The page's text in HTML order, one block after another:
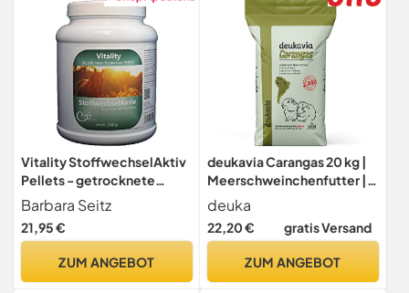
Vitality StoffwechselAktiv
Pellets - getrocknete
Brennessel, Einzelkräuter,
Pferdekräuter, Getreidefrei
(1000 g)
Barbara Seitz
21,95 €
ZUM ANGEBOT
deukavia Carangas 20 kg |
Meerschweinchenfutter |
Basisfutter für
Meerschweinchen mit dem
Extra an Vitamin C |
Meerschweinchen
deuka
22,20 € gratis Versand
ZUM ANGEBOT